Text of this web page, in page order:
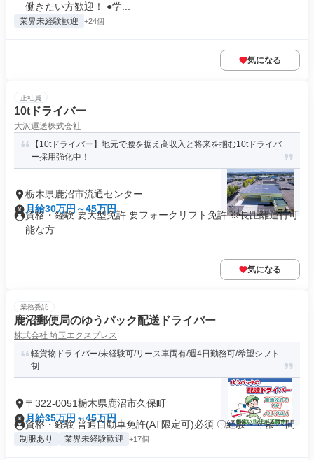
働きたい方歓迎！ ●学...
業界未経験歓迎 +24個
気になる
正社員
10tドライバー
大沢運送株式会社
【10tドライバー】地元で腰を据え高収入と将来を掴む10tドライバ
ー採用強化中！
栃木県鹿沼市流通センター
月給30万円～45万円
資格・経験 要大型免許 要フォークリフト免許 ※長距離運行可
能な方
気になる
業務委託
鹿沼郵便局のゆうパック配送ドライバー
株式会社 埼玉エクスプレス
軽貨物ドライバー/未経験可/リース車両有/週4日勤務可/希望シフト
制
〒322-0051栃木県鹿沼市久保町
月給35万円～45万円
資格・経験 普通⾃動⾞免許(AT限定可)必須 〇経験・年齢不問
制服あり 業界未経験歓迎 +17個